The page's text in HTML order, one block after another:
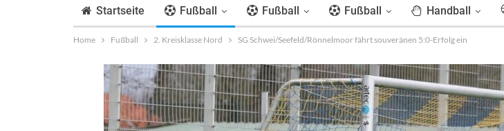
Startseite Fußball Fußball Fußball Handball
Home Fußball 2. Kreisklasse Nord SG Schwei/Seefeld/Rönnelmoor fährt souveränen 5:0-Erfolg ein